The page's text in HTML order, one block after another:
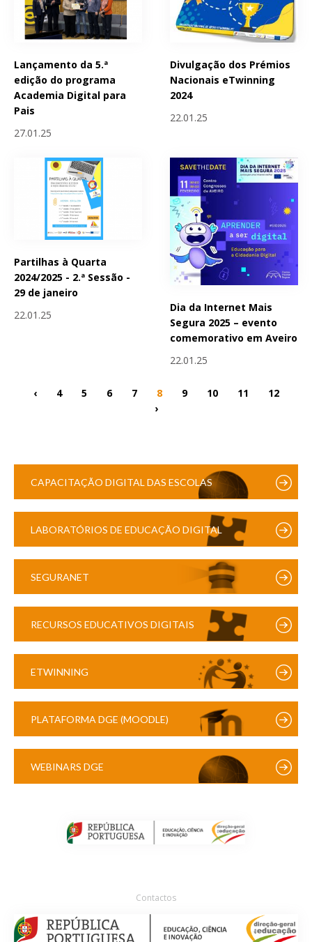
Lançamento da 5.ª
edição do programa
Academia Digital para
Pais
27.01.25
Divulgação dos Prémios
Nacionais eTwinning
2024
22.01.25
Partilhas à Quarta
2024/2025 - 2.ª Sessão -
29 de janeiro
22.01.25
Dia da Internet Mais
Segura 2025 – evento
comemorativo em Aveiro
22.01.25
‹ 4 5 6 7 8 9 10 11
12
›
CAPACITAÇÃO DIGITAL DAS ESCOLAS
LABORATÓRIOS DE EDUCAÇÃO DIGITAL
SEGURANET
RECURSOS EDUCATIVOS DIGITAIS
ETWINNING
PLATAFORMA DGE (MOODLE)
WEBINARS DGE
Contactos